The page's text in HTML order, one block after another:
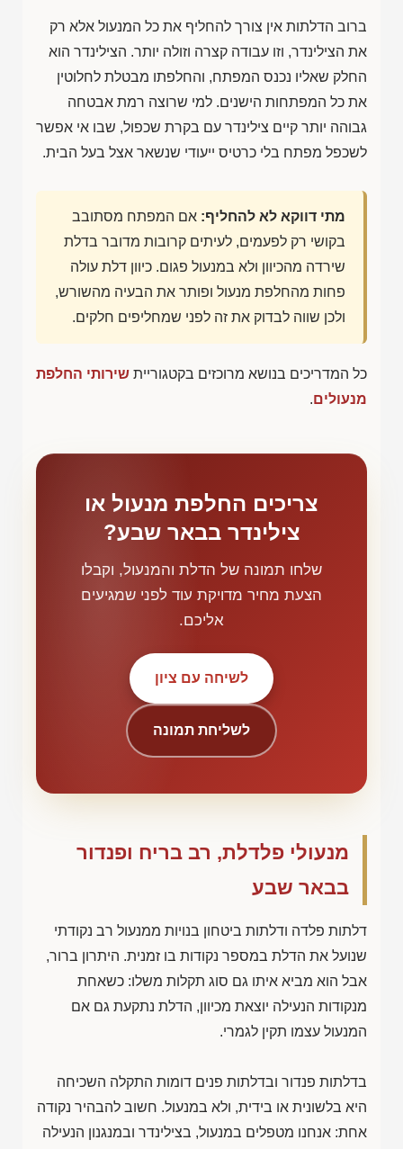
ברוב הדלתות אין צורך להחליף את כל המנעול אלא רק
את הצילינדר, וזו עבודה קצרה וזולה יותר. הצילינדר הוא
החלק שאליו נכנס המפתח, והחלפתו מבטלת לחלוטין
את כל המפתחות הישנים. למי שרוצה רמת אבטחה
גבוהה יותר קיים צילינדר עם בקרת שכפול, שבו אי אפשר
לשכפל מפתח בלי כרטיס ייעודי שנשאר אצל בעל הבית.
מתי דווקא לא להחליף: אם המפתח מסתובב
בקושי רק לפעמים, לעיתים קרובות מדובר בדלת
שירדה מהכיוון ולא במנעול פגום. כיוון דלת עולה
פחות מהחלפת מנעול ופותר את הבעיה מהשורש,
ולכן שווה לבדוק את זה לפני שמחליפים חלקים.
כל המדריכים בנושא מרוכזים בקטגוריית שירותי החלפת
מנעולים.
צריכים החלפת מנעול או
צילינדר בבאר שבע?
שלחו תמונה של הדלת והמנעול, וקבלו
הצעת מחיר מדויקת עוד לפני שמגיעים
אליכם.
לשיחה עם ציון
לשליחת תמונה
מנעולי פלדלת, רב בריח ופנדור
בבאר שבע
דלתות פלדה ודלתות ביטחון בנויות ממנעול רב נקודתי
שנועל את הדלת במספר נקודות בו זמנית. היתרון ברור,
אבל הוא מביא איתו גם סוג תקלות משלו: כשאחת
מנקודות הנעילה יוצאת מכיוון, הדלת נתקעת גם אם
המנעול עצמו תקין לגמרי.
בדלתות פנדור ובדלתות פנים דומות התקלה השכיחה
היא בלשונית או בידית, ולא במנעול. חשוב להבהיר נקודה
אחת: אנחנו מטפלים במנעול, בצילינדר ובמנגנון הנעילה